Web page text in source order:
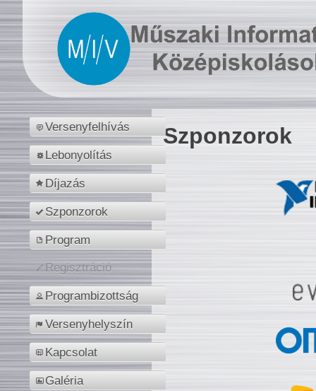
Versenyfelhívás
Lebonyolítás
Díjazás
Szponzorok
Program
Regisztráció
Programbizottság
Versenyhelyszín
Kapcsolat
Galéria
Szponzorok